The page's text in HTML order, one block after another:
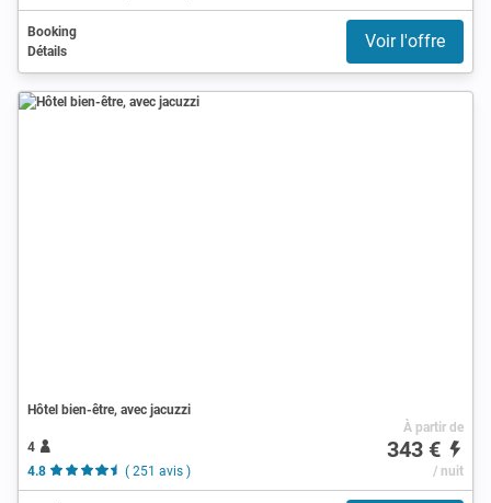
Booking
Détails
Voir l'offre
Hôtel bien-être, avec jacuzzi
4
4.8
( 251 avis )
À partir de
343 €
/ nuit